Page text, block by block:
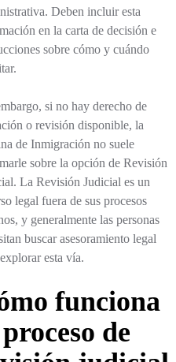
Deben incluir esta
en la carta de decisión e
sobre cómo y cuándo
si no hay derecho de
o revisión disponible, la
de Inmigración no suele
sobre la opción de Revisión
La Revisión Judicial es un
legal fuera de sus procesos
y generalmente las personas
buscar asesoramiento legal
esta vía.
funciona
de